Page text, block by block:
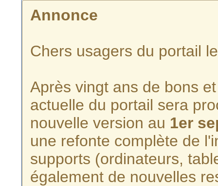
Annonce
Chers usagers du portail
Après vingt ans de bons
actuelle du portail sera
nouvelle version au 1er
une refonte complète de
supports (ordinateurs,
également de nouvelles